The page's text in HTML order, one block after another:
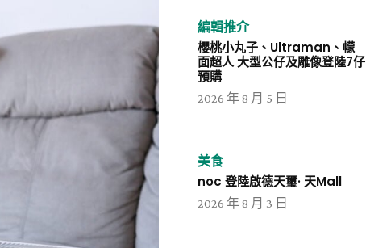
編輯推介
櫻桃小丸子、Ultraman、幪
面超人 大型公仔及雕像登陸7仔
預購
2026 年 8 月 5 日
美食
noc 登陸啟德天璽· 天Mall
2026 年 8 月 3 日